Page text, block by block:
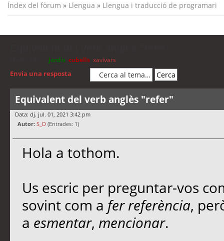
Índex del fòrum » Llengua » Llengua i traducció de programari
jordis cubells xavivars
Envia una resposta
Equivalent del verb anglès "refer"
Data: dj. jul. 01, 2021 3:42 pm
Autor: S_D (Entrades: 1)
Hola a tothom.
Us escric per preguntar-vos
sovint com a fer referència,
a esmentar, mencionar.